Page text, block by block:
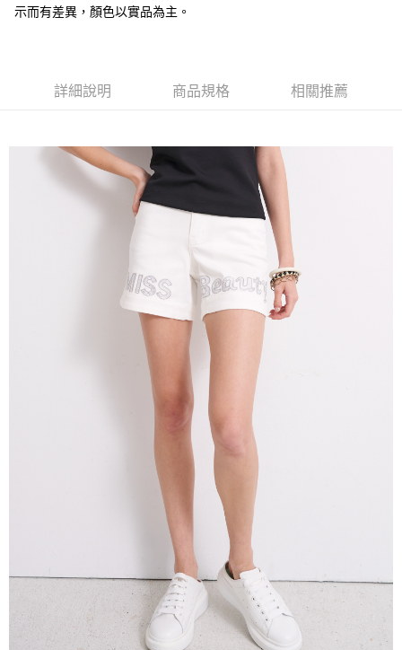
全盈+PAY
【大哥付你分期使用說明】
1.本服務由台灣大哥大提供，台灣大哥大用戶可立即使用無須另外申請。
成交易。
3.實際核准額度、可分期數及費用金額請依後續交易確認頁面所載為準。
4.訂單成立30分鐘內，如未前往確認交易或遇審核未通過，訂單將自動取
消。如遇「轉專審核」未通過狀況，表示未達大哥付你分期系統評分，恕無
1.分期款項不併入電信帳單，「大哥付你分期」於每月結算日後寄送繳費提
2.透過簡訊連結打開帳單後，可選擇「超商條碼／台灣大直營門市／銀行轉
帳／街口支付／iPASS MONEY」等通路繳費。
1.本服務係由「台灣大哥大股份有限公司」（以下簡稱本公司）所提供，讓
用戶於交易時，得透過本服務購買商品或服務，並由商店將買賣／分期付款
買賣價金債權讓與本公司後，依約使用本公司帳單繳交帳款。
2.基於同意付款使用「大哥付你分期」之契約關係目的，商店將以您的個人
資料（包含姓名、電話或地址）提供予台灣大哥大進項蒐集、處理及利用，
由本公司與您本人進行分期帳單所需資料之確認、核對及更正。
3.完整用戶服務條款，請詳閱以下連結：https://oppay.tw/userRule
AFTEE先享後付
AFTEE先享後付是「在收到商品之後才付款」的支付方式。 讓您購物簡單
便利好安心！
１．簡單：不需註冊會員、不需綁卡、不需儲值。
２．便利：只要手機號碼，簡訊認證，即可結帳。
３．安心：先確認商品／服務後，再付款。
１．於結帳方式選擇「AFTEE先享後付」後，將跳轉至「AFTEE先享後付」
結帳頁面，進行簡訊認證並確認金額後，即可完成結帳。
２．訂單成立數日內，您將收到繳費通知簡訊。
３．收到繳費通知簡訊後14天內，點擊此簡訊中的連結，可透過四大超商／
ATM／網路銀行／等多元方式進行付款，方視為交易完成。
※ 請注意：結帳手續完成當下不需立刻繳費，但若您需要取消訂單，請聯絡
購買商品的店家。未經商家同意取消之訂單仍視為有效，需透過AFTEE先享
※ 交易是否成功請以「AFTEE先享後付 」之結帳頁面顯示為準，若有關於
是否繳費成功／繳費後需取消欲退款等相關疑問，請聯繫「AFTEE先享後付
https://netprotections.freshdesk.com/support/home
１．透過由恩沛科技股份有限公司提供之「AFTEE先享後付」服務完成之交
易，需依本服務之必要範圍內提供個人資料，並將交易相關給付款項請求債
權轉讓予恩沛科技股份有限公司。
２．關於個人資料處理事宜，請瀏覽以下網址：
３．未成年的使用者請事先徵得法定代理人或監護人之同意方可使用
「AFTEE先享後付」，若未經同意申辦者引起之損失，本公司不負相關責
４．使用「AFTEE先享後付」時，將依據個別帳號之用戶狀況，依本公司即
時審查核予不同之上限額度；若仍有額度不足之情形，本公司將視審查結果
請求用戶進行身份認證。
ATM付款
每筆NT$120，滿NT$2,000(含以上)免運費
每筆NT$120，滿NT$2,000(含以上)免運費
每筆NT$120，滿NT$2,000(含以上)免運費
示而有差異，顏色以實品為主。
詳細說明 商品規格 相關推薦